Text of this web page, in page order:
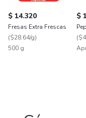
$ 14.320
Fresas Extra Frescas
($28.64/g)
500 g
$
(